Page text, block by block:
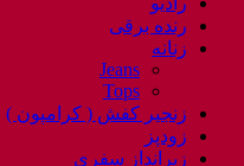
رنده برقی
زنانه
Jeans
Tops
زنجیر کفش ( کرامپون )
زودپز
زیرانداز سفری